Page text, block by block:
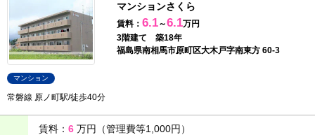
マンションさくら
賃料： 6.1～6.1万円
3階建て 築18年
福島県南相馬市原町区大木戸字南東方 60-3
マンション
常磐線 原ノ町駅/徒歩40分
賃料： 6 万円（管理費等1,000円）